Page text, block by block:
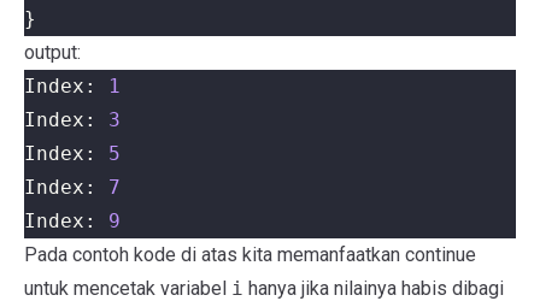
}
output:
Index:
1
Index: 3
Index: 5
Index: 7
Index: 9
Pada contoh kode di atas kita memanfaatkan continue
untuk mencetak variabel i hanya jika nilainya habis dibagi